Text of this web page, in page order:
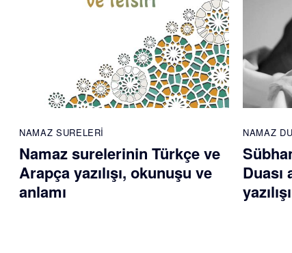
NAMAZ SURELERI
Namaz surelerinin Türkçe ve
Arapça yazılışı, okunuşu ve
anlamı
NAMAZ
Duası
yazılışı